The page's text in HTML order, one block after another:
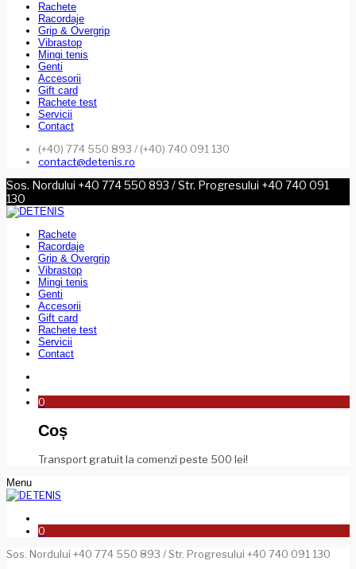
Rachete
Racordaje
Grip & Overgrip
Vibrastop
Mingi tenis
Genti
Accesorii
Gift card
Rachete test
Servicii
Contact
(+40) 774 550 893 / (+40) 740 091 130
contact@detenis.ro
Sos. Nordului +40 774 550 893 / Str. Progresului +40 740 091
130
Rachete
Racordaje
Grip & Overgrip
Vibrastop
Mingi tenis
Genti
Accesorii
Gift card
Rachete test
Servicii
Contact
0
Coș
Transport gratuit la comenzi peste 500 lei!
Menu
0
Sos. Nordului +40 774 550 893 / Str. Progresului +40 740 091 130